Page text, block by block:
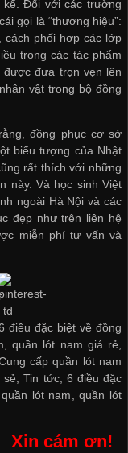
kể. Đối với các trường
gọi là “thương hiệu”:
cách phối hợp các lớp
trong các tác phẩm
đưa trọn vẹn lên
vật trong bộ đồng
đồng phục cơ sở
biểu tượng của Nhật
rất thích với những
này. Và học sinh Việt
ngoài Hà Nội và các
đẹp như trên liên hệ
miễn phí tư vấn và
điều đặc biệt về đồng
quần lót nam giá rẻ,
cấp quần lót nam
sẻ ,Tin tức, 6 điều đặc
,quần lót nam ,quần lót
Xin cám ơn!